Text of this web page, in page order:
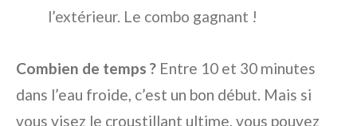
l’extérieur. Le combo gagnant !
Combien de temps ? Entre 10 et 30 minutes
dans l’eau froide, c’est un bon début. Mais si
vous visez le croustillant ultime, vous pouvez